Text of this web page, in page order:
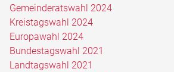
Gemeinderatswahl 2024
Kreistagswahl 2024
Europawahl 2024
Bundestagswahl 2021
Landtagswahl 2021